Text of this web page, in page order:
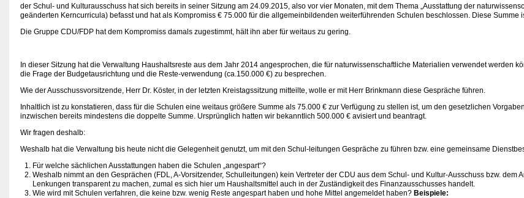
der Schul- und Kulturausschuss hat sich bereits in seiner Sitzung am 24.09.2015, also vor vier Monaten, mit dem Thema „Ausstattung der
geänderten Kerncurricula) befasst und hat als Kompromiss € 75.000 für die allgemeinbildenden weiterführenden Schulen beschlossen. Diese Summe
Die Gruppe CDU/FDP hat dem Kompromiss damals zugestimmt, hält ihn aber für weitaus zu gering.
In dieser Sitzung hat die Verwaltung Haushaltsreste aus dem Jahr 2014 angesprochen, die für naturwissenschaftliche Materialien verwendet werden
die Frage der Budgetausrichtung und die Reste-verwendung (ca.150.000 €) zu besprechen.
Wie der Ausschussvorsitzende, Herr Dr. Köster, in der letzten Kreistagssitzung mitteilte, wolle er mit Herr Brinkmann diese Gespräche führen.
Inhaltlich ist zu konstatieren, dass für die Schulen eine weitaus größere Summe als 75.000 € zur Verfügung zu stellen ist, um den gesetzlichen
inzwischen bereits mindestens die doppelte Summe. Ursprünglich hatten wir bekanntlich 500.000 € avisiert und beantragt.
Wir fragen deshalb:
Weshalb hat die Verwaltung bis heute nicht die Gelegenheit genutzt, um mit den Schul-leitungen Gespräche zu führen bzw. eine gemeinsame
Für welche sächlichen Ausstattungen haben die Schulen „angespart“?
Weshalb nimmt an den Gesprächen (FDL, A-Vorsitzender, Schulleitungen) kein Vertreter der CDU aus dem Schul- und Kultur-Ausschuss bzw.
Lenkungen transparent zu machen, zumal es sich hier um Haushaltsmittel auch in der Zuständigkeit des Finanzausschusses handelt.
Wie wird mit Schulen verfahren, die keine bzw. wenig Reste angespart haben und hohe Mittel angemeldet haben? Beispiele: